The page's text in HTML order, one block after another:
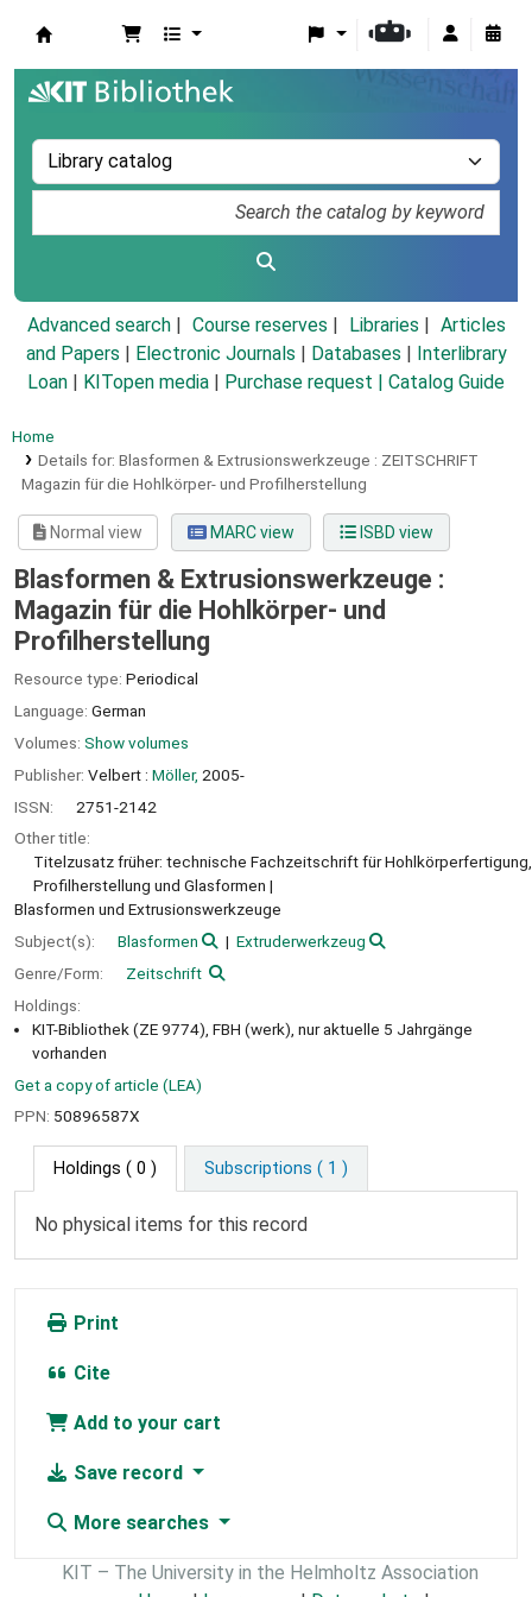
Advanced search Course reserves Libraries
Articles
and Papers
Electronic Journals Databases
Interlibrary
Loan
KITopen media Purchase request | Catalog Guide
Home
Details for: Blasformen & Extrusionswerkzeuge : ZEITSCHRIFT
Magazin für die Hohlkörper- und Profilherstellung
Normal view MARC view ISBD view
Blasformen & Extrusionswerkzeuge :
Magazin für die Hohlkörper- und
Profilherstellung
Resource type: Periodical
Language: German
Volumes: Show volumes
Publisher: Velbert : Möller, 2005-
ISSN:
2751-2142
Other title:
Titelzusatz früher: technische Fachzeitschrift für Hohlkörperfertigung,
Profilherstellung und Glasformen
Blasformen und Extrusionswerkzeuge
Subject(s):
Blasformen
Extruderwerkzeug
Genre/Form:
Zeitschrift
Holdings:
KIT-Bibliothek (ZE 9774), FBH (werk), nur aktuelle 5 Jahrgänge
vorhanden
Get a copy of article (LEA)
PPN: 50896587X
Holdings ( 0 ) Subscriptions ( 1 )
No physical items for this record
Print
Cite
Add to your cart
Save record
More searches
KIT – The University in the Helmholtz Association